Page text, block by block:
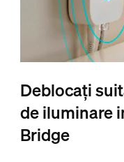
Deblocați
de iluminare
Bridge